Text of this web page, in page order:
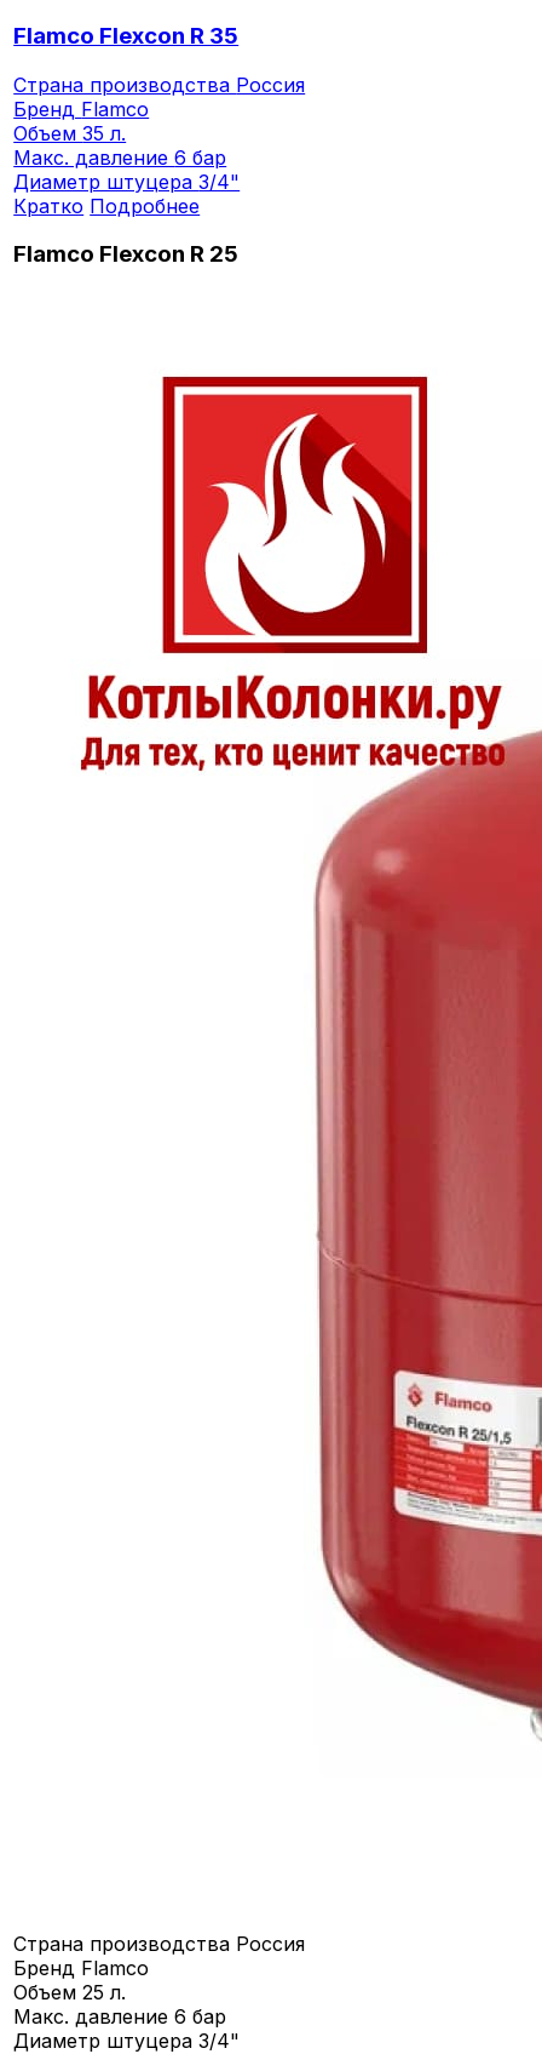
Flamco Flexcon R 35
Страна производства Россия
Бренд Flamco
Объем35 л.
Макс. давление6 бар
Диаметр штуцера3/4"
Кратко Подробнее
Flamco Flexcon R 25
Страна производства Россия
Бренд Flamco
Объем25 л.
Макс. давление6 бар
Диаметр штуцера3/4"